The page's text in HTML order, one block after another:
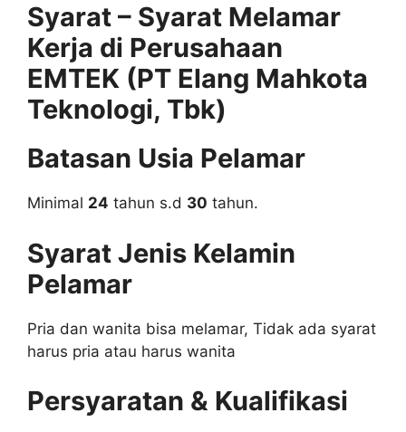
Syarat – Syarat Melamar
Kerja di Perusahaan
EMTEK (PT Elang Mahkota
Teknologi, Tbk)
Batasan Usia Pelamar
Minimal 24 tahun s.d 30 tahun.
Syarat Jenis Kelamin
Pelamar
Pria dan wanita bisa melamar, Tidak ada syarat
harus pria atau harus wanita
Persyaratan & Kualifikasi